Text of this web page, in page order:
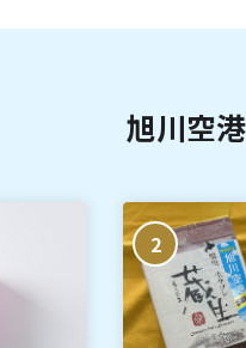
旭川空
2